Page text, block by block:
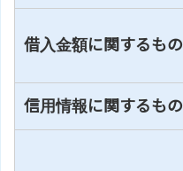
借入金額に関するもの
信用情報に関するもの